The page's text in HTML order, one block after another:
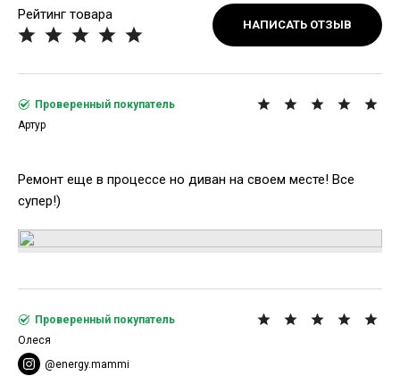
Рейтинг товара
НАПИСАТЬ ОТЗЫВ
Ремонт еще в процессе но диван на своем месте! Все
супер!)
Проверенный покупатель
Артур
Проверенный покупатель
Олеся
@energy.mammi